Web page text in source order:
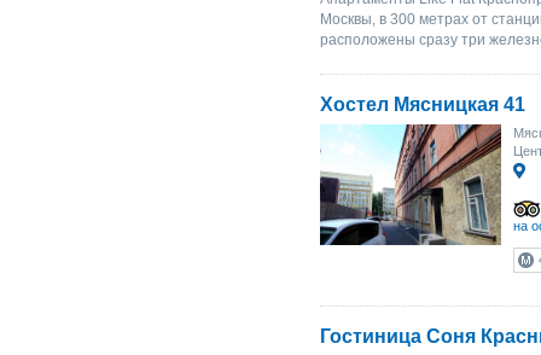
Москвы, в 300 метрах от
расположены сразу три
Хостел Мясницкая 41
на
Гостиница Соня